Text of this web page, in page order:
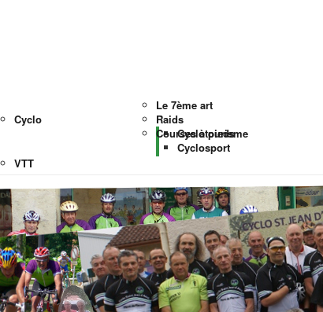
Le 7ème art
Cyclo
Cyclotourisme
Cyclosport
VTT
Raids
Courses à pieds